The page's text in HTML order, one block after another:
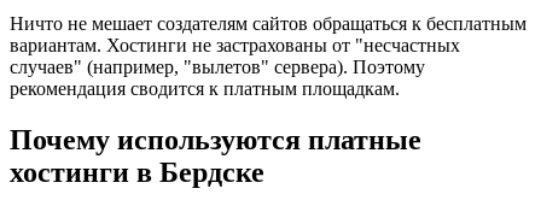
Ничто не мешает создателям сайтов обращаться к бесплатным
вариантам. Хостинги не застрахованы от "несчастных
случаев" (например, "вылетов" сервера). Поэтому
рекомендация сводится к платным площадкам.
Почему используются платные
хостинги в Бердске